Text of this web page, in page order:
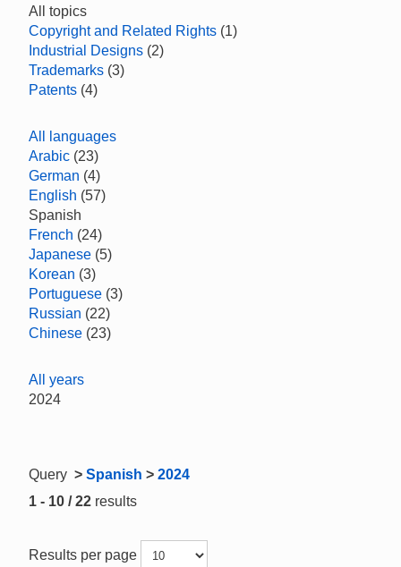
All topics
Copyright and Related Rights (1)
Industrial Designs (2)
Trademarks (3)
Patents (4)
All languages
Arabic (23)
German (4)
English (57)
Spanish
French (24)
Japanese (5)
Korean (3)
Portuguese (3)
Russian (22)
Chinese (23)
All years
2024
Query > Spanish > 2024
1 - 10 / 22 results
Results per page